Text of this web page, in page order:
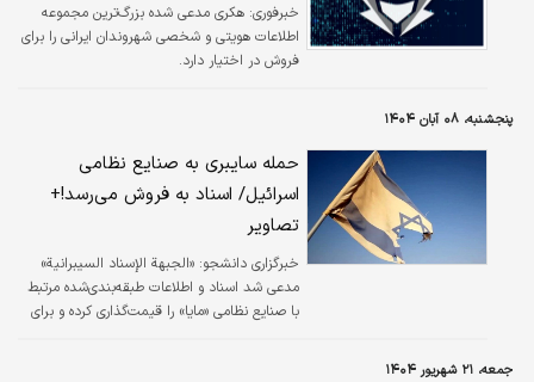
خبرفوری: هکری مدعی شده بزرگ‌ترین مجموعه
اطلاعات هویتی و شخصی شهروندان ایرانی را برای
فروش در اختیار دارد.
پنجشنبه، ۰۸ آبان ۱۴۰۴
حمله سایبری به صنایع نظامی
اسرائیل/ اسناد به فروش می‌رسد!+
تصاویر
خبرگزاری دانشجو: «الجبهة الإسناد السیبرانیة»
مدعی شد اسناد و اطلاعات طبقه‌بندی‌شده مرتبط
با صنایع نظامی «مایا» را قیمت‌گذاری کرده و برای
جمعه، ۲۱ شهریور ۱۴۰۴